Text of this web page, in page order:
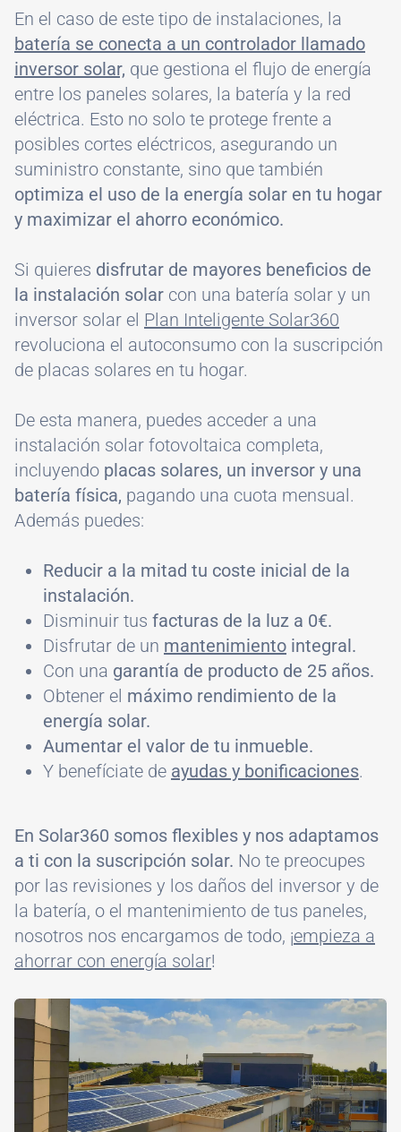
En el caso de este tipo de instalaciones, la
batería se conecta a un controlador llamado
inversor solar, que gestiona el flujo de energía
entre los paneles solares, la batería y la red
eléctrica. Esto no solo te protege frente a
posibles cortes eléctricos, asegurando un
suministro constante, sino que también
optimiza el uso de la energía solar en tu hogar
y maximizar el ahorro económico.
Si quieres disfrutar de mayores beneficios de
la instalación solar con una batería solar y un
inversor solar el Plan Inteligente Solar360
revoluciona el autoconsumo con la suscripción
de placas solares en tu hogar.
De esta manera, puedes acceder a una
instalación solar fotovoltaica completa,
incluyendo placas solares, un inversor y una
batería física, pagando una cuota mensual.
Además puedes:
Reducir a la mitad tu coste inicial de la
instalación.
Disminuir tus facturas de la luz a 0€.
Disfrutar de un mantenimiento integral.
Con una garantía de producto de 25 años.
Obtener el máximo rendimiento de la
energía solar.
Aumentar el valor de tu inmueble.
Y benefíciate de ayudas y bonificaciones.
En Solar360 somos flexibles y nos adaptamos
a ti con la suscripción solar. No te preocupes
por las revisiones y los daños del inversor y de
la batería, o el mantenimiento de tus paneles,
nosotros nos encargamos de todo, ¡empieza a
ahorrar con energía solar!
Image